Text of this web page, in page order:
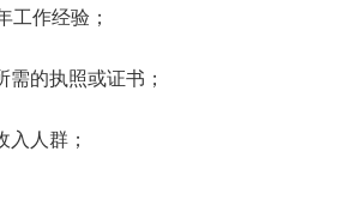
工作经验；
的执照或证书；
入人群；